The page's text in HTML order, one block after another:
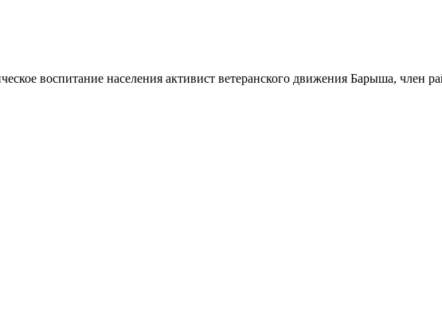
воспитание населения активист ветеранского движения Барыша, член